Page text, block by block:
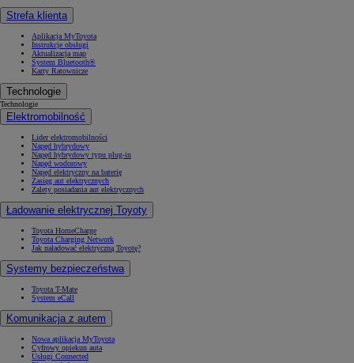
Strefa klienta
Aplikacja MyToyota
Instrukcje obsługi
Aktualizacja map
System Bluetooth®
Karty Ratownicze
Technologie
Technologie
Elektromobilność
Lider elektromobilności
Napęd hybrydowy
Napęd hybrydowy typu plug-in
Napęd wodorowy
Napęd elektryczny na baterię
Zasięg aut elektrycznych
Zalety posiadania aut elektrycznych
Ładowanie elektrycznej Toyoty
Toyota HomeCharge
Toyota Charging Network
Jak naładować elektryczną Toyotę?
Systemy bezpieczeństwa
Toyota T-Mate
System eCall
Komunikacja z autem
Nowa aplikacja MyToyota
Cyfrowy opiekun auta
Usługi Connected